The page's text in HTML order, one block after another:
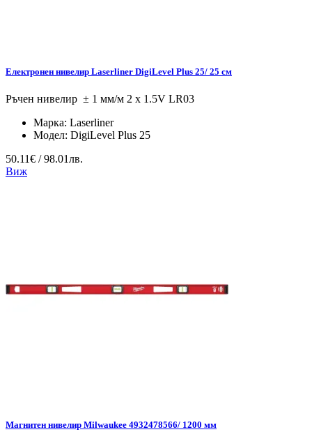
Електронен нивелир Laserliner DigiLevel Plus 25/ 25 см
Ръчен нивелир ± 1 мм/м 2 x 1.5V LR03
Марка: Laserliner
Модел: DigiLevel Plus 25
50.11€ / 98.01лв.
Виж
Магнитен нивелир Milwaukee 4932478566/ 1200 мм